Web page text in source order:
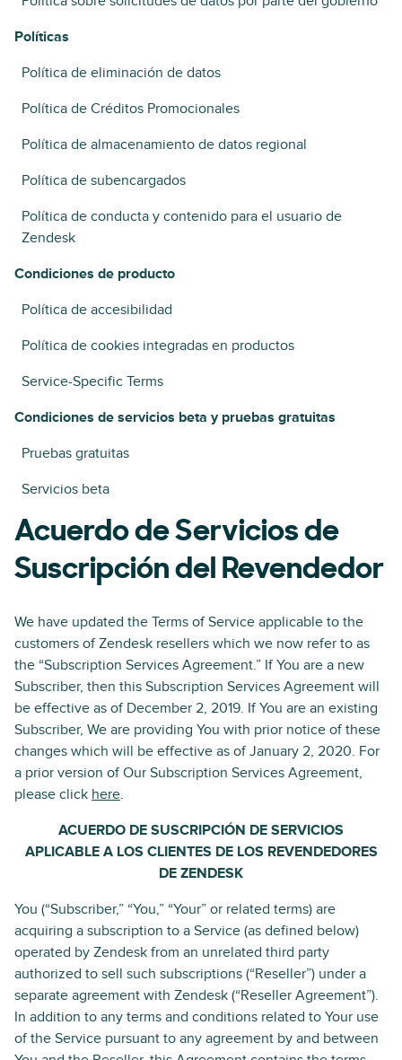
Políticas
Política de eliminación de datos
Política de Créditos Promocionales
Política de almacenamiento de datos regional
Política de subencargados
Política de conducta y contenido para el usuario de
Zendesk
Condiciones de producto
Política de accesibilidad
Política de cookies integradas en productos
Service-Specific Terms
Condiciones de servicios beta y pruebas gratuitas
Pruebas gratuitas
Servicios beta
Acuerdo de Servicios de
Suscripción del Revendedor
We have updated the Terms of Service applicable to the
customers of Zendesk resellers which we now refer to as
the “Subscription Services Agreement.” If You are a new
Subscriber, then this Subscription Services Agreement will
be effective as of December 2, 2019. If You are an existing
Subscriber, We are providing You with prior notice of these
changes which will be effective as of January 2, 2020. For
a prior version of Our Subscription Services Agreement,
please click here.
ACUERDO DE SUSCRIPCIÓN DE SERVICIOS
APLICABLE A LOS CLIENTES DE LOS REVENDEDORES
DE ZENDESK
You (“Subscriber,” “You,” “Your” or related terms) are
acquiring a subscription to a Service (as defined below)
operated by Zendesk from an unrelated third party
authorized to sell such subscriptions (“Reseller”) under a
separate agreement with Zendesk (“Reseller Agreement”).
In addition to any terms and conditions related to Your use
of the Service pursuant to any agreement by and between